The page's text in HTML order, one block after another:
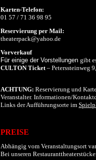
Karten-Telefon:
01 57 / 71 36 98 95
Reservierung per Mail:
theaterpack@yahoo.de
Vorverkauf
Für einige der Vorstellungen gibt
CULTON Ticket– Peterssteinweg
ACHTUNG: Reservierung und
Veranstalter. Informationen/
Links derAufführungsorte im
PREISE
Abhängig vom Veranstaltungsort
Bei unseren